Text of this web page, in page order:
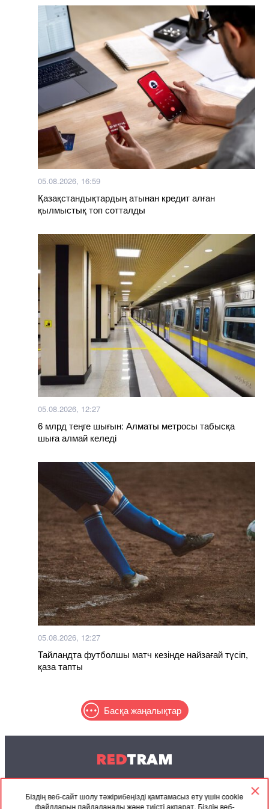
Біздің веб-сайт шолу тәжірибеңізді қамтамасыз ету үшін cookie
файлдарын пайдаланады және тиісті ақпарат. Біздің веб-
05.08.2026, 16:59
Қазақстандықтардың атынан кредит алған
қылмыстық топ сотталды
05.08.2026, 12:27
6 млрд теңге шығын: Алматы метросы табысқа
шыға алмай келеді
05.08.2026, 12:27
Тайландта футболшы матч кезінде найзағай түсіп,
қаза тапты
Басқа жаңалықтар
REDTRAM
© 2004-2026 Redtram, Ltd.